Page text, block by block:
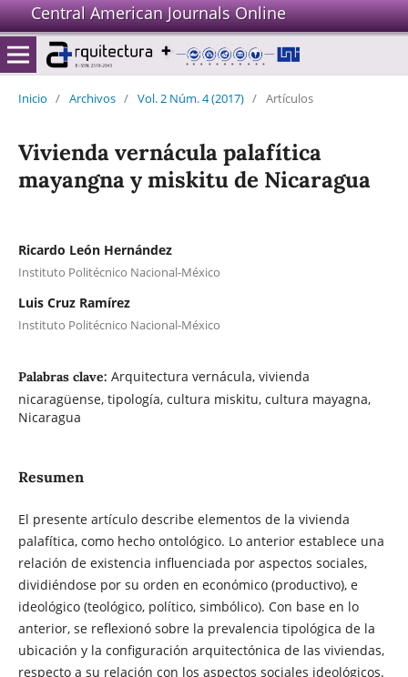
Central American Journals Online
Inicio / Archivos / Vol. 2 Núm. 4 (2017) / Artículos
Vivienda vernácula palafítica
mayangna y miskitu de Nicaragua
Ricardo León Hernández
Instituto Politécnico Nacional-México
Luis Cruz Ramírez
Instituto Politécnico Nacional-México
Palabras clave: Arquitectura vernácula, vivienda
nicaragüense, tipología, cultura miskitu, cultura mayagna,
Nicaragua
Resumen
El presente artículo describe elementos de la vivienda
palafítica, como hecho ontológico. Lo anterior establece una
relación de existencia influenciada por aspectos sociales,
dividiéndose por su orden en económico (productivo), e
ideológico (teológico, político, simbólico). Con base en lo
anterior, se reflexionó sobre la prevalencia tipológica de la
ubicación y la configuración arquitectónica de las viviendas,
respecto a su relación con los aspectos sociales ideológicos.